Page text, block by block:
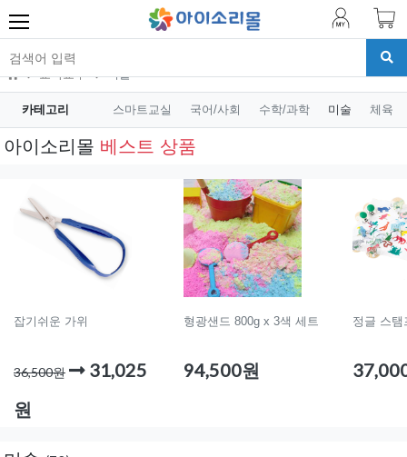
교육교구 미술
카테고리 스마트교실 국어/사회 수학/과학 미술 체육
아이소리몰 베스트 상품
잡기쉬운 가위
36,500원
31,025
원
형광샌드 800g x 3색 세트
94,500원
정글 스탬